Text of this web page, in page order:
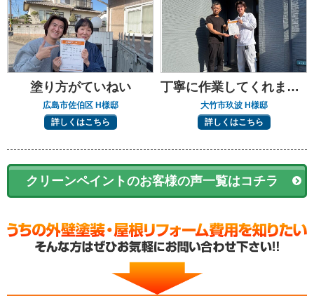
塗り方がていねい
広島市佐伯区 H様邸
詳しくはこちら
丁寧に作業してくれました
大竹市玖波 H様邸
詳しくはこちら
クリーンペイントのお客様の声一覧はコチラ